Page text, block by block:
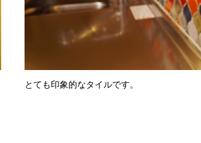
とても印象的なタイルです。